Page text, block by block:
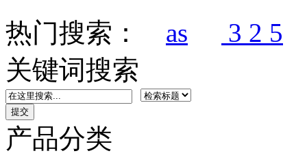
热门搜索： as
3 2 5
关键词搜索
产品分类